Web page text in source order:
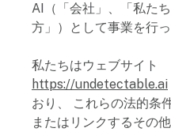
AI（「会社」、「私た
方」）として事業を行っ
私たちはウェブサイト
https://undetectable.ai
おり、 これらの法的条
またはリンクするその